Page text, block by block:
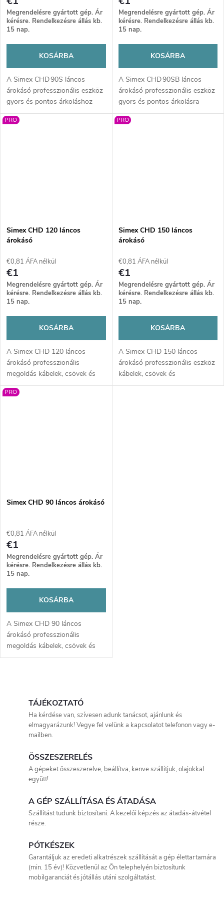
Megrendelésre gyártott gép. Ár
kérésre. Rendelkezésre állás kb.
15 nap.
KOSÁRBA
A Simex CHD 90S láncos
árokásó professzionális eszköz
gyors és pontos árkoláshoz
kábelek, csövek és
öntözőrendszerek számára.
Megrendelésre gyártott gép. Ár
kérésre. Rendelkezésre állás kb.
15 nap.
KOSÁRBA
A Simex CHD 90SB láncos
árokásó professzionális eszköz
gyors és pontos árkolásra
kábelek, csövek és
öntözőrendszerek számára.
PRO
Simex CHD 120 láncos
árokásó
€0,81 ÁFA nélkül
€1
Megrendelésre gyártott gép. Ár
kérésre. Rendelkezésre állás kb.
15 nap.
KOSÁRBA
A Simex CHD 120 láncos
árokásó professzionális
megoldás kábelek, csövek és
öntözőrendszerek gyors,
pontos árkolásához. Masszív
PRO
Simex CHD 150 láncos
árokásó
€0,81 ÁFA nélkül
€1
Megrendelésre gyártott gép. Ár
kérésre. Rendelkezésre állás kb.
15 nap.
KOSÁRBA
A Simex CHD 150 láncos
árokásó professzionális eszköz
kábelek, csövek és
öntözőrendszerek gyors,
PRO
Simex CHD 90 láncos árokásó
€0,81 ÁFA nélkül
€1
Megrendelésre gyártott gép. Ár
kérésre. Rendelkezésre állás kb.
15 nap.
KOSÁRBA
A Simex CHD 90 láncos
árokásó professzionális
megoldás kábelek, csövek és
öntözőrendszerek gyors,
biztosít hatékony munkát
nehéz terepen is.
TÁJÉKOZTATÓ
Ha kérdése van, szívesen adunk tanácsot, ajánlunk és
elmagyarázunk! Vegye fel velünk a kapcsolatot telefonon vagy e-
mailben.
ÖSSZESZERELÉS
A gépeket összeszerelve, beállítva, kenve szállítjuk, olajokkal
együtt!
A GÉP SZÁLLÍTÁSA ÉS ÁTADÁSA
Szállítást tudunk biztosítani. A kezelői képzés az átadás-átvétel
része.
PÓTKÉSZEK
Garantáljuk az eredeti alkatrészek szállítását a gép élettartamára
(min. 15 év)! Közvetlenül az Ön telephelyén biztosítunk
mobilgaranciát és jótállás utáni szolgáltatást.